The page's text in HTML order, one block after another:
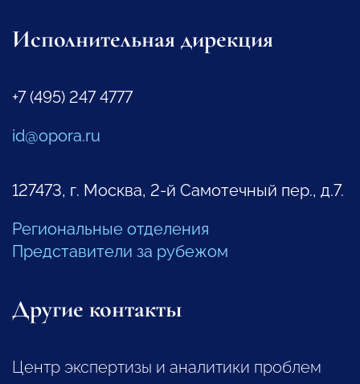
Исполнительная дирекция
+7 (495) 247 4777
id@opora.ru
127473, г. Москва, 2-й Самотечный пер., д.7.
Региональные отделения
Представители за рубежом
Другие контакты
Центр экспертизы и аналитики проблем